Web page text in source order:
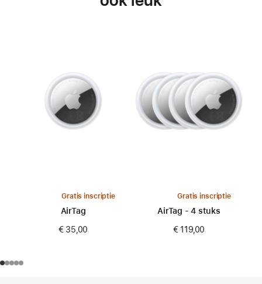
Gratis inscriptie
AirTag
€ 35,00
Gratis inscriptie
AirTag - 4 stuks
€ 119,00